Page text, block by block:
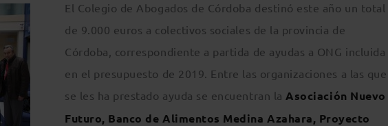
El Colegio de Abogados de Córdoba destinó este año un total
de 9.000 euros a colectivos sociales de la provincia de
Córdoba, correspondiente a partida de ayudas a ONG incluida
en el presupuesto de 2019. Entre las organizaciones a las que
se les ha prestado ayuda se encuentran la Asociación Nuevo
Futuro, Banco de Alimentos Medina Azahara, Proyecto